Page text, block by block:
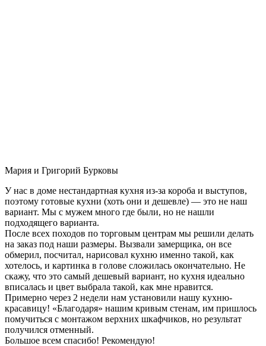
Мария и Григорий Бурковы
У нас в доме нестандартная кухня из-за короба и выступов,
поэтому готовые кухни (хоть они и дешевле) — это не наш
вариант. Мы с мужем много где были, но не нашли
подходящего варианта.
После всех походов по торговым центрам мы решили делать
на заказ под наши размеры. Вызвали замерщика, он все
обмерил, посчитал, нарисовал кухню именно такой, как
хотелось, и картинка в голове сложилась окончательно. Не
скажу, что это самый дешевый вариант, но кухня идеально
вписалась и цвет выбрала такой, как мне нравится.
Примерно через 2 недели нам установили нашу кухню-
красавицу! «Благодаря» нашим кривым стенам, им пришлось
помучиться с монтажом верхних шкафчиков, но результат
получился отменный.
Большое всем спасибо! Рекомендую!